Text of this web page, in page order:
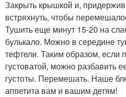
Закрыть крышкой и,
встряхнуть, чтобы
Тушить еще минут 15-20 на
булькало. Можно в середине
тефтели. Таким образом, если
густоватой, можно разбавить
густоты. Перемешать. Наше
аппетита вам и вашим детям!